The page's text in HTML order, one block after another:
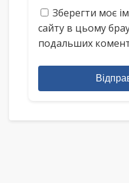
Зберегти моє
сайту в цьому
подальших